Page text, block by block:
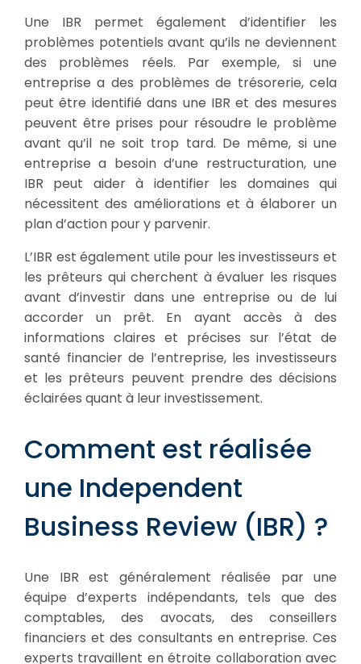
Une IBR permet également d’identifier les
problèmes potentiels avant qu’ils ne deviennent
des problèmes réels. Par exemple, si une
entreprise a des problèmes de trésorerie, cela
peut être identifié dans une IBR et des mesures
peuvent être prises pour résoudre le problème
avant qu’il ne soit trop tard. De même, si une
entreprise a besoin d’une restructuration, une
IBR peut aider à identifier les domaines qui
nécessitent des améliorations et à élaborer un
plan d’action pour y parvenir.
L’IBR est également utile pour les investisseurs et
les prêteurs qui cherchent à évaluer les risques
avant d’investir dans une entreprise ou de lui
accorder un prêt. En ayant accès à des
informations claires et précises sur l’état de
santé financier de l’entreprise, les investisseurs
et les prêteurs peuvent prendre des décisions
éclairées quant à leur investissement.
Comment est réalisée
une Independent
Business Review (IBR) ?
Une IBR est généralement réalisée par une
équipe d’experts indépendants, tels que des
comptables, des avocats, des conseillers
financiers et des consultants en entreprise. Ces
experts travaillent en étroite collaboration avec